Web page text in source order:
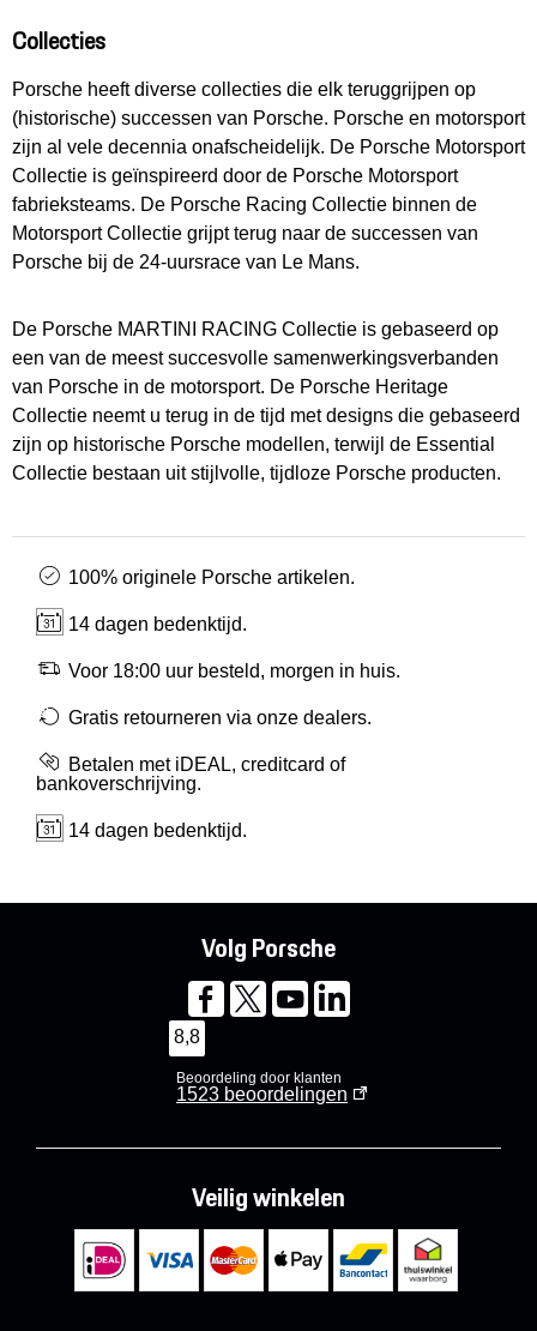
Collecties
Porsche heeft diverse collecties die elk teruggrijpen op
(historische) successen van Porsche. Porsche en motorsport
zijn al vele decennia onafscheidelijk. De Porsche Motorsport
Collectie is geïnspireerd door de Porsche Motorsport
fabrieksteams. De Porsche Racing Collectie binnen de
Motorsport Collectie grijpt terug naar de successen van
Porsche bij de 24-uursrace van Le Mans.
De Porsche MARTINI RACING Collectie is gebaseerd op
een van de meest succesvolle samenwerkingsverbanden
van Porsche in de motorsport. De Porsche Heritage
Collectie neemt u terug in de tijd met designs die gebaseerd
zijn op historische Porsche modellen, terwijl de Essential
Collectie bestaan uit stijlvolle, tijdloze Porsche producten.
100% originele Porsche artikelen.
14 dagen bedenktijd.
Voor 18:00 uur besteld, morgen in huis.
Gratis retourneren via onze dealers.
Betalen met iDEAL, creditcard of
bankoverschrijving.
14 dagen bedenktijd.
Volg Porsche
8,8
Beoordeling door klanten
1523 beoordelingen
Veilig winkelen